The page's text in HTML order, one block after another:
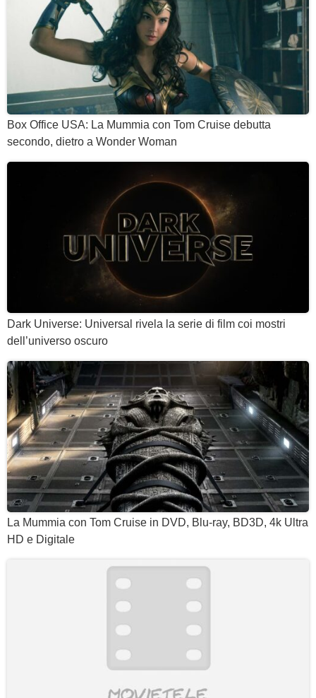
Box Office USA: La Mummia con Tom Cruise debutta
secondo, dietro a Wonder Woman
Dark Universe: Universal rivela la serie di film coi mostri
dell’universo oscuro
La Mummia con Tom Cruise in DVD, Blu-ray, BD3D, 4k Ultra
HD e Digitale